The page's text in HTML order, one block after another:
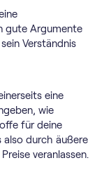
gute Argumente
Verständnis
eine
wie
für deine
also durch äußere
veranlassen.